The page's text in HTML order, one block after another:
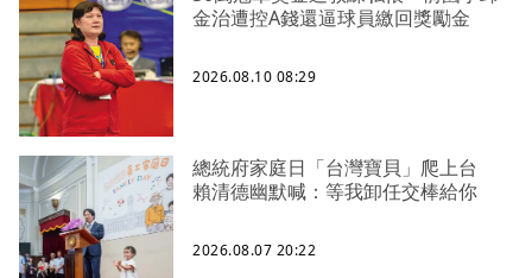
金治遭控A錢還逼球員繳回獎勵金
2026.08.10 08:29
總統府家庭日「台灣寶貝」爬上台
賴清德幽默喊：等我卸任交棒給你
2026.08.07 20:22